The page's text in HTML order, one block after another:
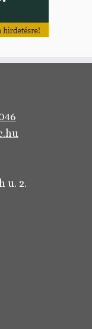
u. 2.